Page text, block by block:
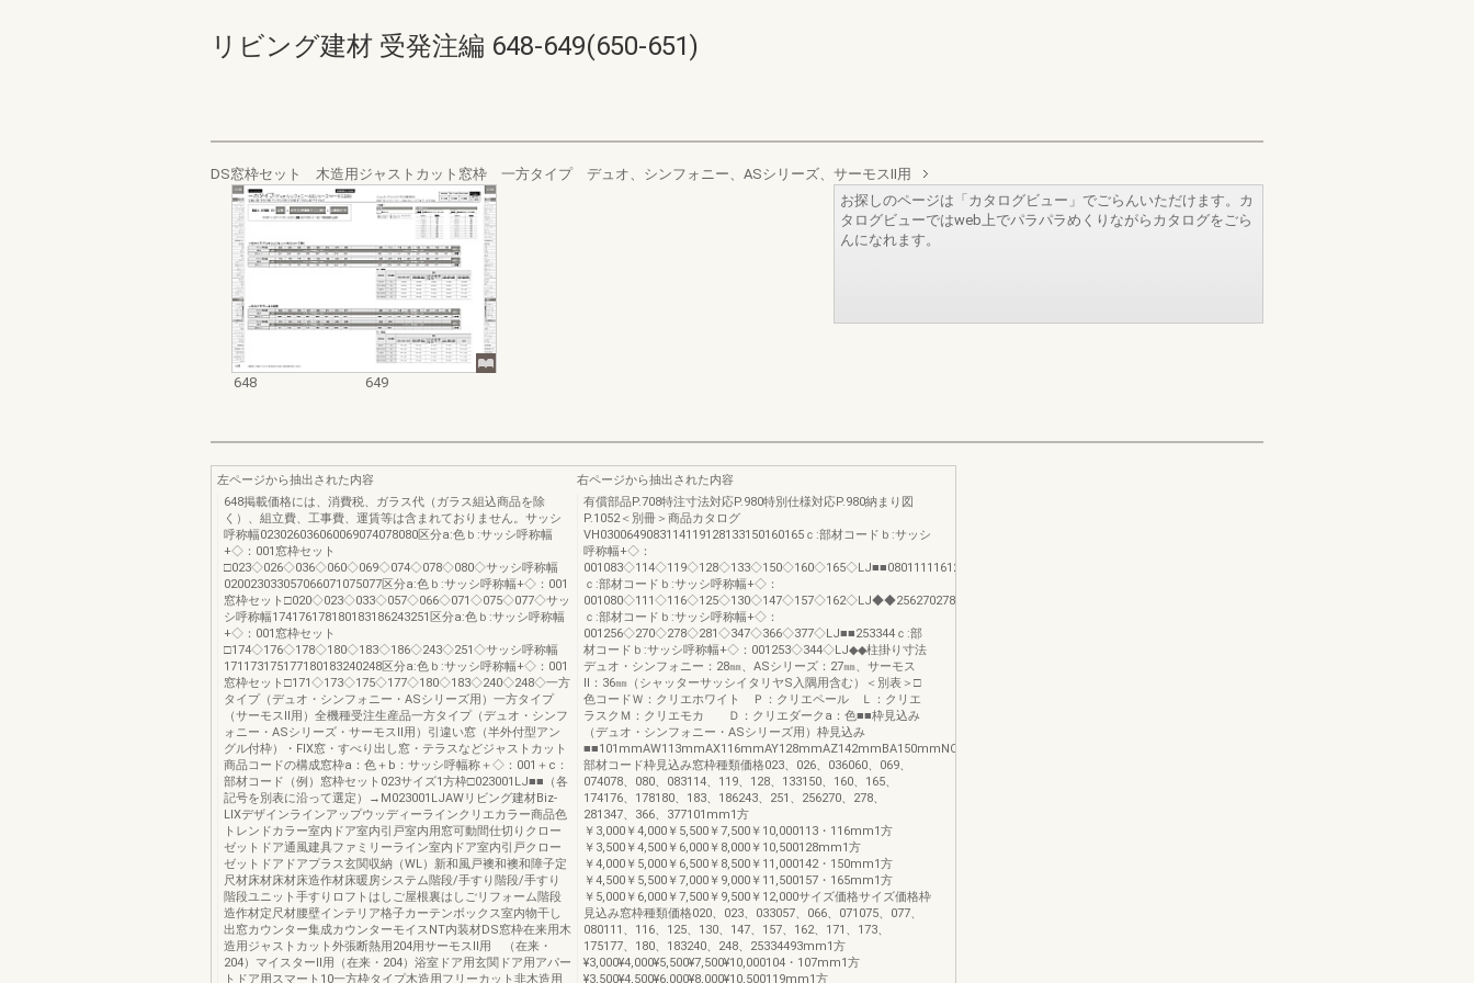
リビング建材 受発注編 648-649(650-651)
DS窓枠セット 木造用ジャストカット窓枠 一方タイプ デュオ、シンフォニー、ASシリーズ、サーモスII用
648 649
お探しのページは「カタログビュー」でごらんいただけます。カ
タログビューではweb上でパラパラめくりながらカタログをごら
んになれます。
左ページから抽出された内容
648掲載価格には、消費税、ガラス代（ガラス組込商品を除
く）、組立費、工事費、運賃等は含まれておりません。サッシ
呼称幅023026036060069074078080区分a:色ｂ:サッシ呼称幅
+◇：001窓枠セット
□023◇026◇036◇060◇069◇074◇078◇080◇サッシ呼称幅
020023033057066071075077区分a:色ｂ:サッシ呼称幅+◇：001
窓枠セット□020◇023◇033◇057◇066◇071◇075◇077◇サッ
シ呼称幅174176178180183186243251区分a:色ｂ:サッシ呼称幅
+◇：001窓枠セット
□174◇176◇178◇180◇183◇186◇243◇251◇サッシ呼称幅
171173175177180183240248区分a:色ｂ:サッシ呼称幅+◇：001
窓枠セット□171◇173◇175◇177◇180◇183◇240◇248◇一方
タイプ（デュオ・シンフォニー・ASシリーズ用）一方タイプ
（サーモスⅡ用）全機種受注生産品一方タイプ（デュオ・シンフ
ォニー・ASシリーズ・サーモスⅡ用）引違い窓（半外付型アン
グル付枠）・FIX窓・すべり出し窓・テラスなどジャストカット
商品コードの構成窓枠a：色＋b：サッシ呼幅称＋◇：001＋c：
部材コード（例）窓枠セット023サイズ1方枠□023001LJ■■（各
記号を別表に沿って選定）→M023001LJAWリビング建材Biz-
LIXデザインラインアップウッディーラインクリエカラー商品色
トレンドカラー室内ドア室内引戸室内用窓可動間仕切りクロー
ゼットドア通風建具ファミリーライン室内ドア室内引戸クロー
ゼットドアドアプラス玄関収納（WL）新和風戸襖和襖和障子定
尺材床材床材床造作材床暖房システム階段/手すり階段/手すり
階段ユニット手すりロフトはしご屋根裏はしごリフォーム階段
造作材定尺材腰壁インテリア格子カーテンボックス室内物干し
出窓カウンター集成カウンターモイスNT内装材DS窓枠在来用木
造用ジャストカット外張断熱用204用サーモスⅡ用 （在来・
204）マイスターⅡ用（在来・204）浴室ドア用玄関ドア用アパー
トドア用スマート10一方枠タイプ木造用フリーカット非木造用
右ページから抽出された内容
有償部品P.708特注寸法対応P.980特別仕様対応P.980納まり図
P.1052＜別冊＞商品カタログ
VH0300649083114119128133150160165ｃ:部材コードｂ:サッシ
呼称幅+◇：
001083◇114◇119◇128◇133◇150◇160◇165◇LJ■■080111116125130147157162
ｃ:部材コードｂ:サッシ呼称幅+◇：
001080◇111◇116◇125◇130◇147◇157◇162◇LJ◆◆256270278281347366377
ｃ:部材コードｂ:サッシ呼称幅+◇：
001256◇270◇278◇281◇347◇366◇377◇LJ■■253344ｃ:部
材コードｂ:サッシ呼称幅+◇：001253◇344◇LJ◆◆柱掛り寸法
デュオ・シンフォニー：28㎜、ASシリーズ：27㎜、サーモス
Ⅱ：36㎜（シャッターサッシイタリヤS入隅用含む）＜別表＞□
色コードＷ：クリエホワイト Ｐ：クリエペール Ｌ：クリエ
ラスクＭ：クリエモカ Ｄ：クリエダークa：色■■枠見込み
（デュオ・シンフォニー・ASシリーズ用）枠見込み
■■101mmAW113mmAX116mmAY128mmAZ142mmBA150mmNC157mmNB165mmNDc：
部材コード枠見込み窓枠種類価格023、026、036060、069、
074078、080、083114、119、128、133150、160、165、
174176、178180、183、186243、251、256270、278、
281347、366、377101mm1方
￥3,000￥4,000￥5,500￥7,500￥10,000113・116mm1方
￥3,500￥4,500￥6,000￥8,000￥10,500128mm1方
￥4,000￥5,000￥6,500￥8,500￥11,000142・150mm1方
￥4,500￥5,500￥7,000￥9,000￥11,500157・165mm1方
￥5,000￥6,000￥7,500￥9,500￥12,000サイズ価格サイズ価格枠
見込み窓枠種類価格020、023、033057、066、071075、077、
080111、116、125、130、147、157、162、171、173、
175177、180、183240、248、25334493mm1方
¥3,000¥4,000¥5,500¥7,500¥10,000104・107mm1方
¥3,500¥4,500¥6,000¥8,000¥10,500119mm1方